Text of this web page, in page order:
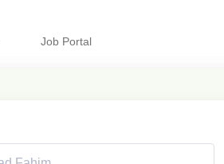
Job Portal